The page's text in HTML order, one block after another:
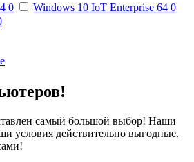
0 Windows 10 IoT Enterprise 64 0
самый большой выбор! Наши
условия действительно выгодные.